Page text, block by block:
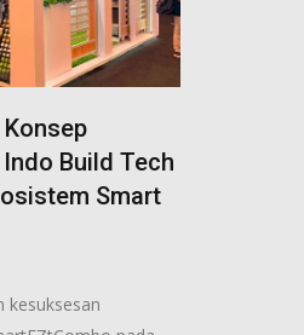
Build Tech
Smart
kesuksesan